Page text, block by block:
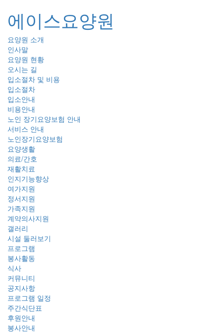
에이스요양원
요양원 소개
인사말
요양원 현황
오시는 길
입소절차 및 비용
입소절차
입소안내
비용안내
노인 장기요양보험 안내
서비스 안내
노인장기요양보험
요양생활
의료/간호
재활치료
인지기능향상
여가지원
정서지원
가족지원
계약의사지원
갤러리
시설 둘러보기
프로그램
봉사활동
식사
커뮤니티
공지사항
프로그램 일정
주간식단표
후원안내
봉사안내